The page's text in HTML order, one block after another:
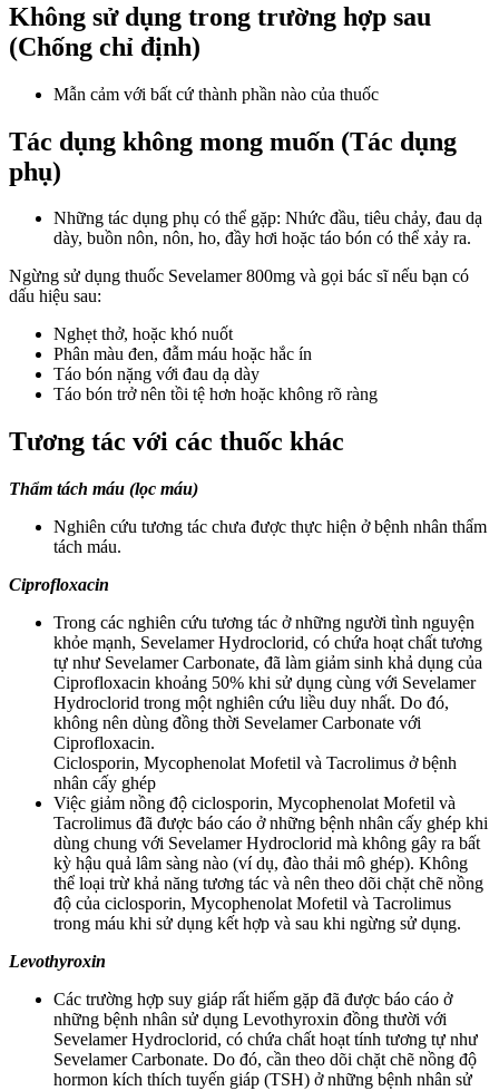
Không sử dụng trong trường hợp sau
(Chống chỉ định)
Mẫn cảm với bất cứ thành phần nào của thuốc
Tác dụng không mong muốn (Tác dụng
phụ)
Những tác dụng phụ có thể gặp: Nhức đầu, tiêu chảy, đau dạ
dày, buồn nôn, nôn, ho, đầy hơi hoặc táo bón có thể xảy ra.
Ngừng sử dụng thuốc Sevelamer 800mg và gọi bác sĩ nếu bạn có
dấu hiệu sau:
Nghẹt thở, hoặc khó nuốt
Phân màu đen, đẫm máu hoặc hắc ín
Táo bón nặng với đau dạ dày
Táo bón trở nên tồi tệ hơn hoặc không rõ ràng
Tương tác với các thuốc khác
Thẩm tách máu (lọc máu)
Nghiên cứu tương tác chưa được thực hiện ở bệnh nhân thẩm
tách máu.
Ciprofloxacin
Trong các nghiên cứu tương tác ở những người tình nguyện
khỏe mạnh, Sevelamer Hydroclorid, có chứa hoạt chất tương
tự như Sevelamer Carbonate, đã làm giảm sinh khả dụng của
Ciprofloxacin khoảng 50% khi sử dụng cùng với Sevelamer
Hydroclorid trong một nghiên cứu liều duy nhất. Do đó,
không nên dùng đồng thời Sevelamer Carbonate với
Ciprofloxacin.
Ciclosporin, Mycophenolat Mofetil và Tacrolimus ở bệnh
nhân cấy ghép
Việc giảm nồng độ ciclosporin, Mycophenolat Mofetil và
Tacrolimus đã được báo cáo ở những bệnh nhân cấy ghép khi
dùng chung với Sevelamer Hydroclorid mà không gây ra bất
kỳ hậu quả lâm sàng nào (ví dụ, đào thải mô ghép). Không
thể loại trừ khả năng tương tác và nên theo dõi chặt chẽ nồng
độ của ciclosporin, Mycophenolat Mofetil và Tacrolimus
trong máu khi sử dụng kết hợp và sau khi ngừng sử dụng.
Levothyroxin
Các trường hợp suy giáp rất hiếm gặp đã được báo cáo ở
những bệnh nhân sử dụng Levothyroxin đồng thười với
Sevelamer Hydroclorid, có chứa chất hoạt tính tương tự như
Sevelamer Carbonate. Do đó, cần theo dõi chặt chẽ nồng độ
hormon kích thích tuyến giáp (TSH) ở những bệnh nhân sử